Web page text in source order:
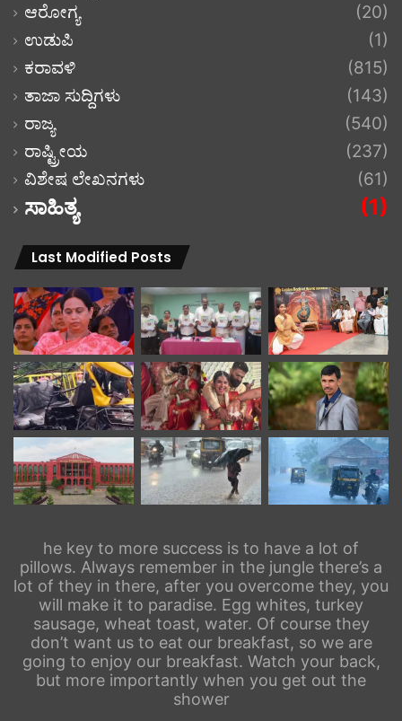
ಆರೋಗ್ಯ
(20)
ಉಡುಪಿ
(1)
ಕರಾವಳಿ
(815)
ತಾಜಾ ಸುದ್ದಿಗಳು
(143)
ರಾಜ್ಯ
(540)
ರಾಷ್ಟ್ರೀಯ
(237)
ವಿಶೇಷ ಲೇಖನಗಳು
(61)
ಸಾಹಿತ್ಯ (1)
Last Modified Posts
he key to more success is to have a lot of
pillows. Always remember in the jungle there’s a
lot of they in there, after you overcome they, you
will make it to paradise. Egg whites, turkey
sausage, wheat toast, water. Of course they
don’t want us to eat our breakfast, so we are
going to enjoy our breakfast. Watch your back,
but more importantly when you get out the
shower